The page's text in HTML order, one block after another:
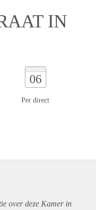
IN
06
Per direct
over deze Kamer in